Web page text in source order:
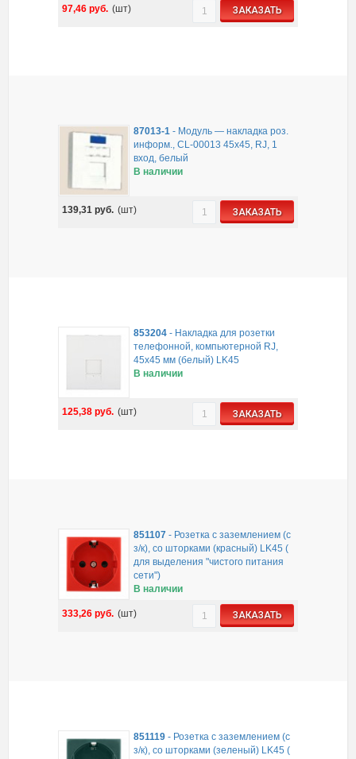
97,46 руб. (шт) ЗАКАЗАТЬ
87013-1- Модуль — накладка роз.
информ., CL-00013 45x45, RJ, 1
вход, белый
В наличии
139,31 руб. (шт) ЗАКАЗАТЬ
853204- Накладка для розетки
телефонной, компьютерной RJ,
45х45 мм (белый) LK45
В наличии
125,38 руб. (шт) ЗАКАЗАТЬ
851107- Розетка с заземлением (с
з/к), со шторками (красный) LK45 (
для выделения "чиcтого питания
сети")
В наличии
333,26 руб. (шт) ЗАКАЗАТЬ
851119- Розетка с заземлением (с
з/к), со шторками (зеленый) LK45 (